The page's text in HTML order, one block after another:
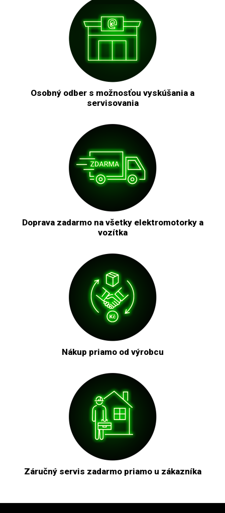
Osobný odber s možnosťou vyskúšania a
servisovania
Doprava zadarmo na všetky elektromotorky a
vozítka
Nákup priamo od výrobcu
Záručný servis zadarmo priamo u zákazníka